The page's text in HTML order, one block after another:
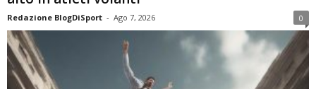
Redazione BlogDiSport - Ago 7, 2026 0